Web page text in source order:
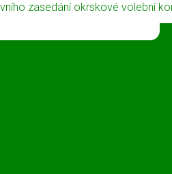
zasedání okrskové volební